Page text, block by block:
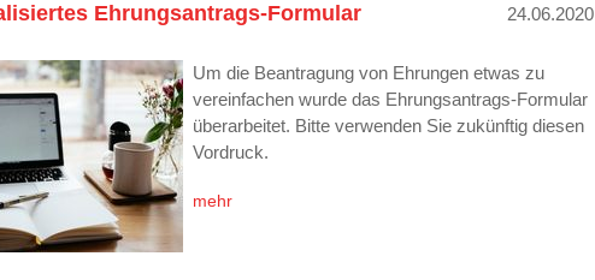
Ehrungsantrags-Formular 24.06.2020
Um die Beantragung von Ehrungen etwas zu
vereinfachen wurde das Ehrungsantrags-Formular
überarbeitet. Bitte verwenden Sie zukünftig diesen
Vordruck.
mehr